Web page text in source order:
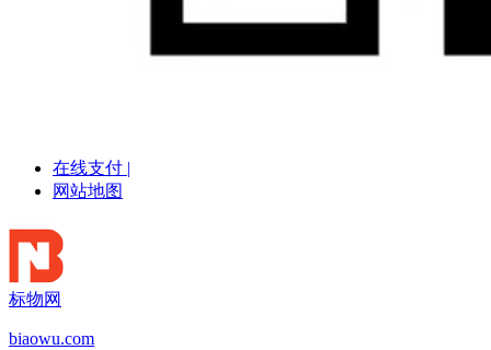
在线支付 |
网站地图
标物网
biaowu.com